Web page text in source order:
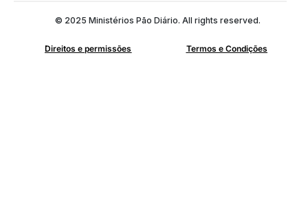
© 2025 Ministérios Pão Diário. All rights reserved.
Direitos e permissões Termos e Condições